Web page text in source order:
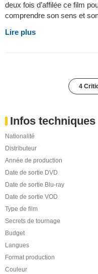
deux fois d’affilée ce film
comprendre son sens et
Lire plus
4
Infos techniques
Nationalité
Distributeur
Année de production
Date de sortie DVD
Date de sortie Blu-ray
Date de sortie VOD
Type de film
Secrets de tournage
Budget
Langues
Format production
Couleur